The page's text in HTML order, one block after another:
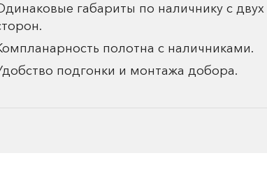
габариты по наличнику с двух
полотна с наличниками.
подгонки и монтажа добора.